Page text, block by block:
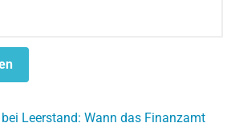
Leerstand: Wann das Finanzamt